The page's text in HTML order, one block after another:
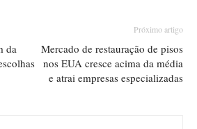
da
Próximo artigo
Mercado de restauração de pisos
nos EUA cresce acima da média
e atrai empresas especializadas